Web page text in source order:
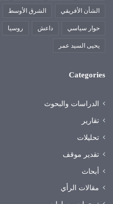
الشأن الأفريقي الشرق الأوسط
حوار سياسي داعش روسيا
يحيى السيد عمر
Categories
الدراسات والبحوث
تقارير
تحليلات
تقدير موقف
أبحاث
مقالات الرأي